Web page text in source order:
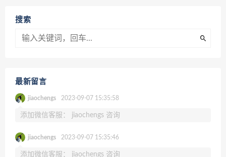
搜索
最新留言
jiaochengs 2023-09-07 15:35:58
添加微信客服： jiaochengs 咨询
jiaochengs 2023-09-07 15:35:46
添加微信客服： jiaochengs 咨询